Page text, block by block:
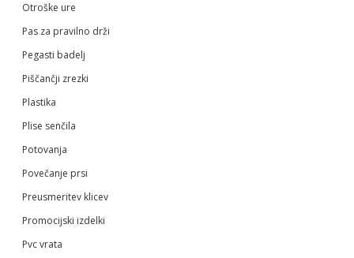
Otroške ure
Pas za pravilno drži
Pegasti badelj
Piščančji zrezki
Plastika
Plise senčila
Potovanja
Povečanje prsi
Preusmeritev klicev
Promocijski izdelki
Pvc vrata